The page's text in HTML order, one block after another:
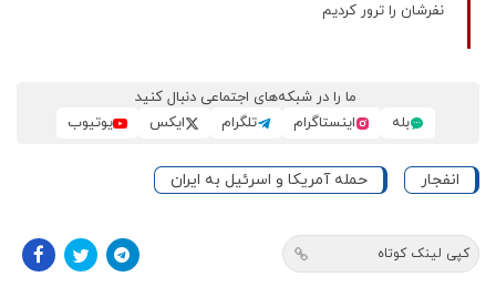
نفرشان را ترور کردیم
ما را در شبکه‌های اجتماعی دنبال کنید
بله
اینستاگرام تلگرام ایکس یوتیوب
انفجار حمله آمریکا و اسرئیل به ایران
کپی لینک کوتاه